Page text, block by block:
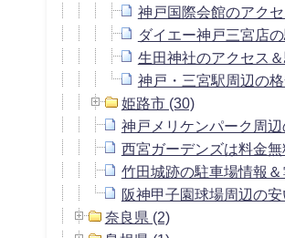
神戸国際会館のアク
ダイエー神戸三宮店
生田神社のアクセス
神戸・三宮駅周辺の
姫路市 (30)
神戸メリケンパーク周
西宮ガーデンズは料金
竹田城跡の駐車場情報
阪神甲子園球場周辺の
奈良県 (2)